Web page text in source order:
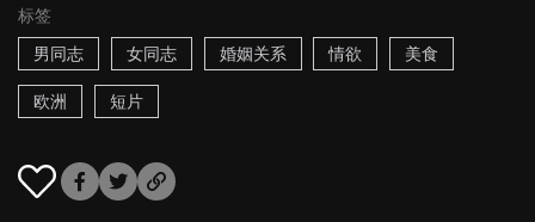
标签
男同志
女同志 婚姻关系 情欲 美食
欧洲 短片